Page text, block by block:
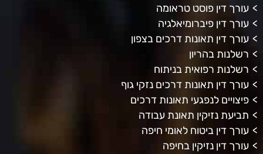
עורך דין פוסט טראומה
עורך דין פיברומיאלגיה
עורך דין תאונות דרכים בצפון
רשלנות בהריון
רשלנות רפואית בניתוח
עורך דין תאונות דרכים נזקי גוף
פיצויים לנפגעי תאונות דרכים
תביעת נזיקין תאונת עבודה
עורך דין ביטוח לאומי חיפה
עורך דין נזיקין בחיפה